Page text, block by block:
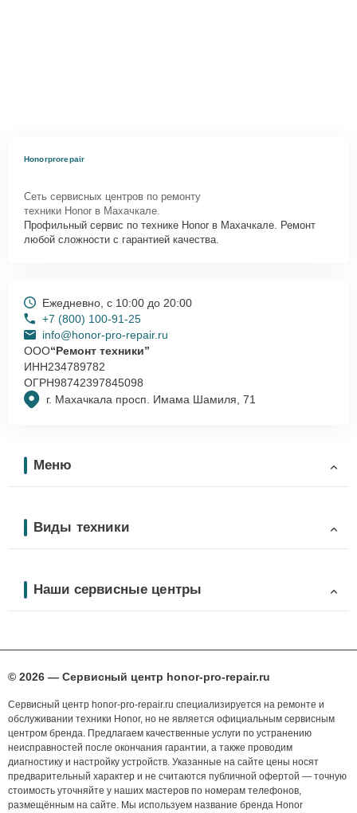
Honorprorepair
Сеть сервисных центров по ремонту
техники Honor в Махачкале.
Профильный сервис по технике Honor в Махачкале. Ремонт
любой сложности с гарантией качества.
г. Махачкала просп. Имама Шамиля, 71
Ежедневно, с 10:00 до 20:00
+7 (800) 100-91-25
info@honor-pro-repair.ru
ООО“Ремонт техники”
ИНН234789782
ОГРН98742397845098
Меню
Виды техники
Наши сервисные центры
© 2026 — Сервисный центр honor-pro-repair.ru
Сервисный центр honor-pro-repair.ru специализируется на ремонте и
обслуживании техники Honor, но не является официальным сервисным
центром бренда. Предлагаем качественные услуги по устранению
неисправностей после окончания гарантии, а также проводим
диагностику и настройку устройств. Указанные на сайте цены носят
предварительный характер и не считаются публичной офертой — точную
стоимость уточняйте у наших мастеров по номерам телефонов,
размещённым на сайте. Мы используем название бренда Honor